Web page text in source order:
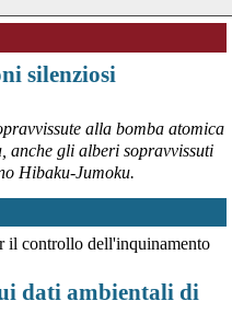
contributi raccolti il Governo
Chigi, un piano straordinario
Urso.
silenziosi
alla bomba atomica
anche gli alberi sopravvissuti
Hibaku-Jumoku.
il controllo dell'inquinamento
dati ambientali di